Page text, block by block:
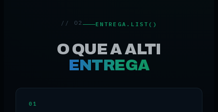
// 02 ENTREGA.LIST()
O QUE A ALTI
ENTREGA
01